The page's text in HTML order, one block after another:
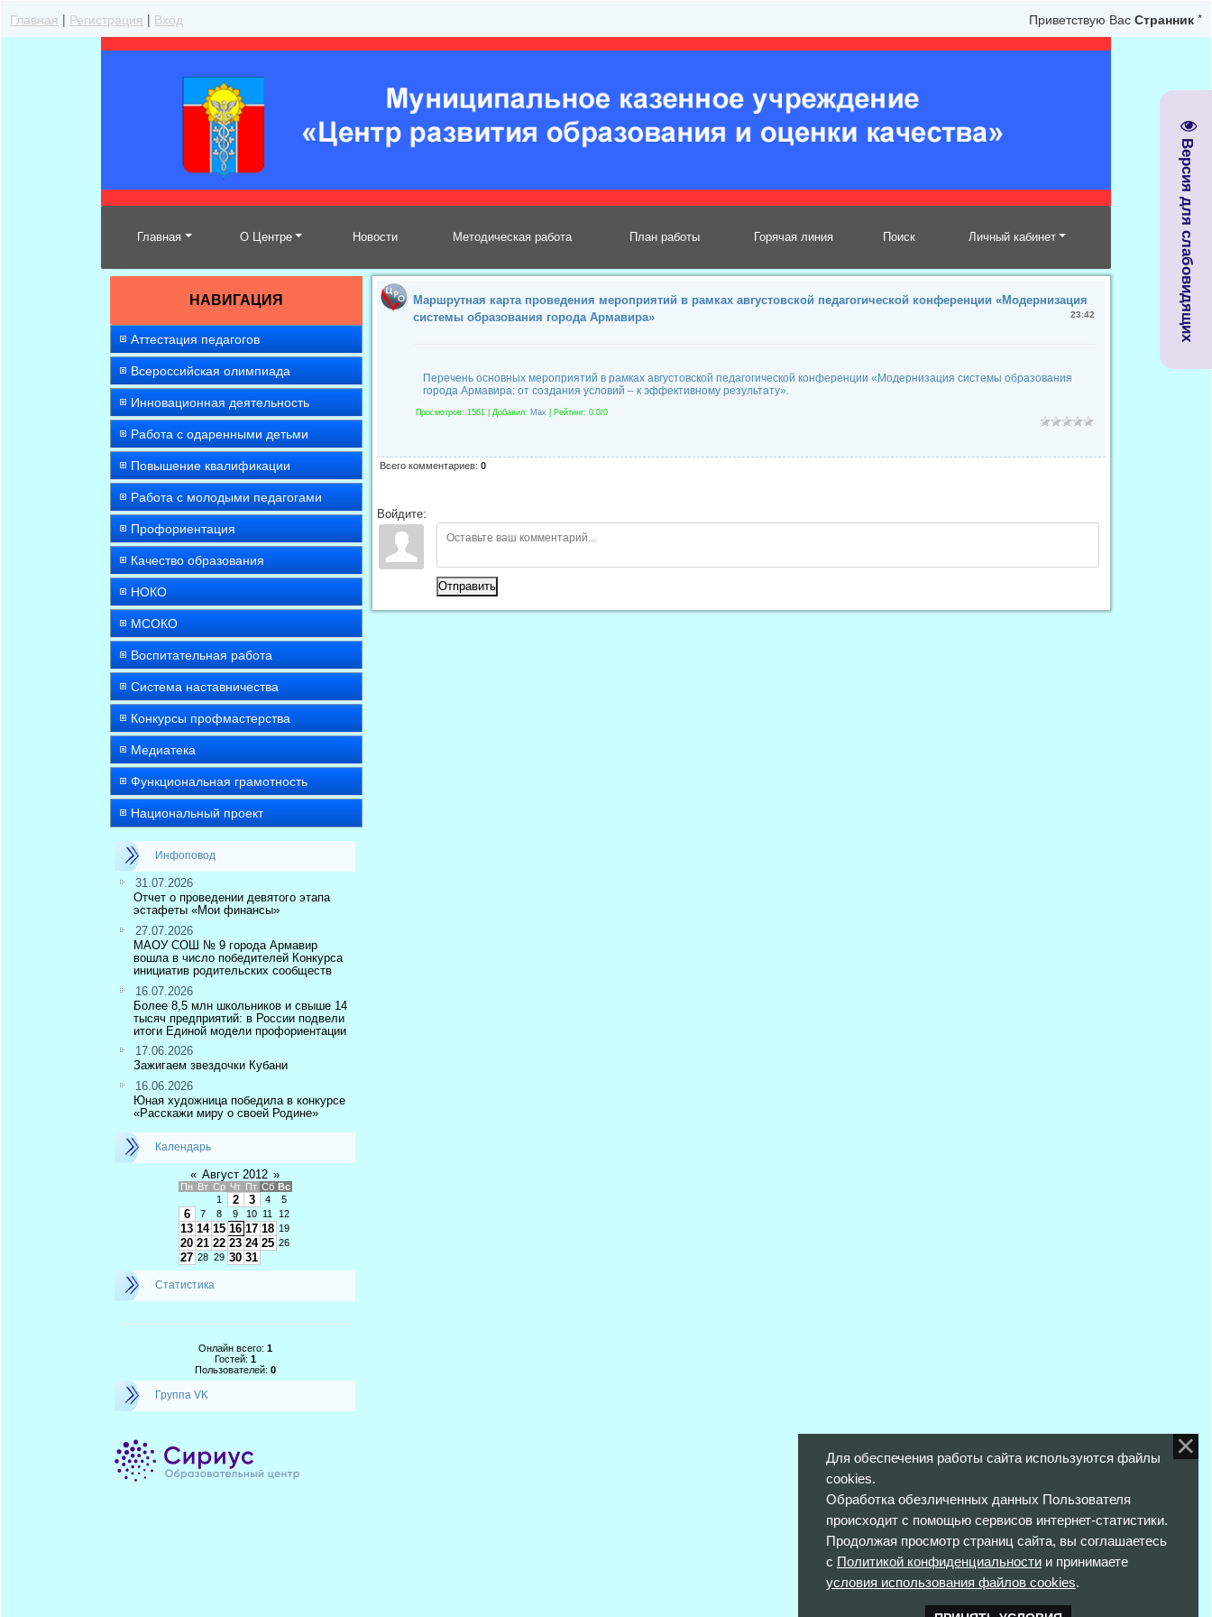
Версия для слабовидящих
Главная | Регистрация | Вход Приветствую Вас Странник *
Главная О Центре Новости Методическая работа План работы Горячая линия Поиск Личный кабинет
НАВИГАЦИЯ
Аттестация педагогов
Всероссийская олимпиада
Инновационная деятельность
Работа с одаренными детьми
Повышение квалификации
Работа с молодыми педагогами
Профориентация
Качество образования
НОКО
МСОКО
Воспитательная работа
Система наставничества
Конкурсы профмастерства
Медиатека
Функциональная грамотность
Национальный проект
Инфоповод
31.07.2026
Отчет о проведении девятого этапа
эстафеты «Мои финансы»
27.07.2026
МАОУ СОШ № 9 города Армавир
вошла в число победителей Конкурса
инициатив родительских сообществ
16.07.2026
Более 8,5 млн школьников и свыше 14
тысяч предприятий: в России подвели
итоги Единой модели профориентации
17.06.2026
Зажигаем звездочки Кубани
16.06.2026
Юная художница победила в конкурсе
«Расскажи миру о своей Родине»
Календарь
« Август 2012 »
Пн Вт Ср Чт Пт Сб Вс
1
2 3 4 5
6 7 8 9 10 11 12
13 14 15 16 17 18 19
20 21 22 23 24 25 26
27 28 29 30 31
Статистика
Онлайн всего: 1
Гостей: 1
Пользователей: 0
Группа VK
Маршрутная карта проведения мероприятий в рамках августовской педагогической конференции «Модернизация
системы образования города Армавира»
23:42
Перечень основных мероприятий в рамках августовской педагогической конференции «Модернизация системы образования
города Армавира: от создания условий – к эффективному результату».
Просмотров: 1561 | Добавил: Max Рейтинг: 0.0/0
Всего комментариев: 0
Войдите:
Отправить
Для обеспечения работы сайта используются файлы
cookies.
Обработка обезличенных данных Пользователя
происходит с помощью сервисов интернет-статистики.
Продолжая просмотр страниц сайта, вы соглашаетесь
с Политикой конфиденциальностии принимаете
условия использования файлов cookies.